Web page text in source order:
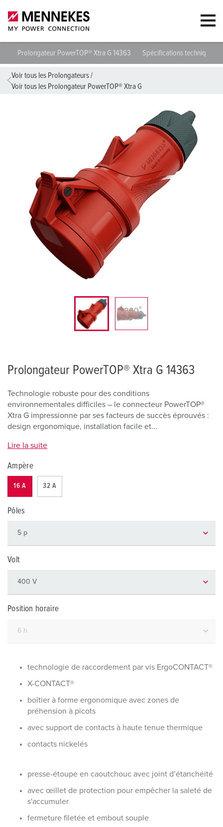
Prolongateur PowerTOP® Xtra G 14363 Spécifications techniques
Voir tous les Prolongateurs/
Voir tous les Prolongateur PowerTOP® Xtra G
Prolongateur PowerTOP® Xtra G 14363
Technologie robuste pour des conditions
environnementales difficiles – le connecteur PowerTOP®
Xtra G impressionne par ses facteurs de succès éprouvés :
design ergonomique, installation facile et...
Lire la suite
Ampère
16 A 32 A
Pôles
Volt
Position horaire
technologie de raccordement par vis ErgoCONTACT®
X-CONTACT®
boîtier à forme ergonomique avec zones de
préhension à picots
avec support de contacts à haute tenue thermique
contacts nickelés
presse-étoupe en caoutchouc avec joint d’étanchéité
avec œillet de protection pour empêcher la saleté de
s'accumuler
fermeture filetée et embout souple